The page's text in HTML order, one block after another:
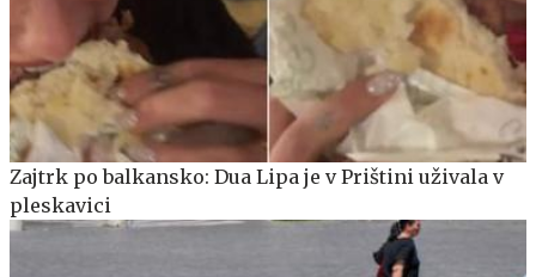
Zajtrk po balkansko: Dua Lipa je v Prištini uživala v
pleskavici